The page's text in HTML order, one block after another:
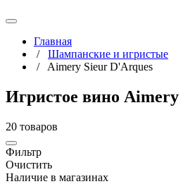
Главная
/ Шампанские и игристые
/ Aimery Sieur D'Arques
Игристое вино
20 товаров
Фильтр
Очистить
Наличие в магазинах